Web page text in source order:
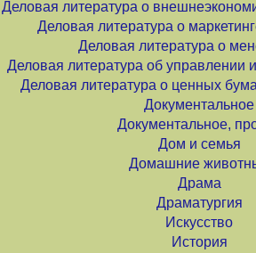
Деловая литература о
Деловая литература о
Деловая литература о
Деловая литература об управлении
Деловая литература о ценных
Документальное
Документальное,
Дом и семья
Домашние
Драма
Драматургия
Искусство
История